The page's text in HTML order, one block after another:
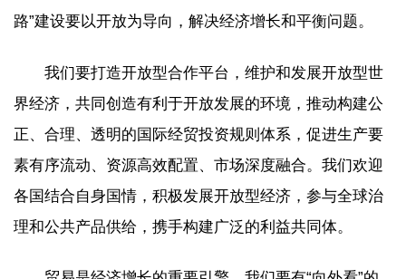
路”建设要以开放为导向，解决经济增长和平衡问题。
我们要打造开放型合作平台，维护和发展开放型世
界经济，共同创造有利于开放发展的环境，推动构建公
正、合理、透明的国际经贸投资规则体系，促进生产要
素有序流动、资源高效配置、市场深度融合。我们欢迎
各国结合自身国情，积极发展开放型经济，参与全球治
理和公共产品供给，携手构建广泛的利益共同体。